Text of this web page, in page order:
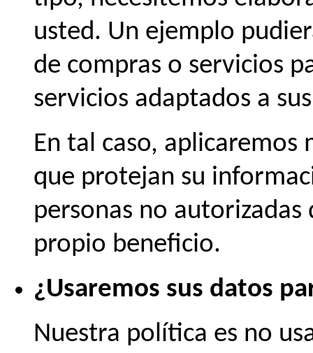
usted. Un ejemplo
de compras o servicios
servicios adaptados a
En tal caso, aplicaremos
que protejan su
personas no
propio beneficio.
¿Usaremos sus datos
Nuestra política es no